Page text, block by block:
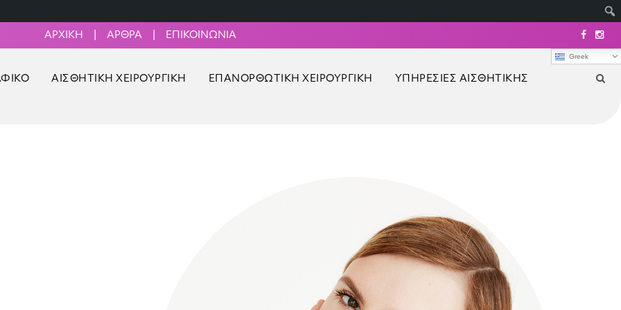
ΑΡΧΙΚΉ ΆΡΘΡΑ ΕΠΙΚΟΙΝΩΝΊΑ
ΑΙΣΘΗΤΙΚΉ ΧΕΙΡΟΥΡΓΙΚΉ ΕΠΑΝΟΡΘΩΤΙΚΉ ΧΕΙΡΟΥΡΓΙΚΉ ΥΠΗΡΕΣΊΕΣ ΑΙΣΘΗΤΙΚΉΣ
Greek